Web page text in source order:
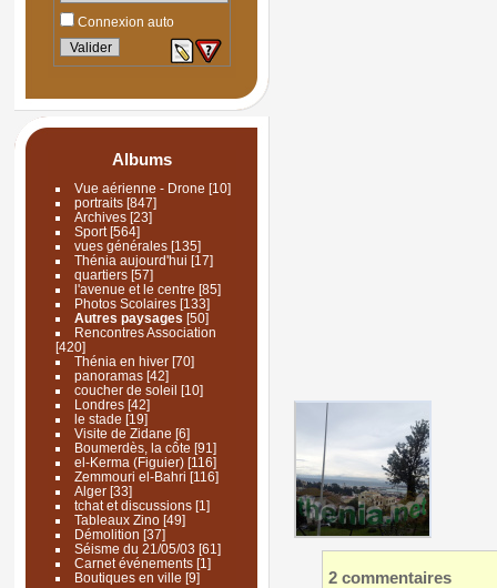
Connexion auto
Albums
Vue aérienne - Drone [10]
portraits[847]
Archives [23]
Sport[564]
vues générales[135]
Thénia aujourd'hui [17]
quartiers[57]
l'avenue et le centre [85]
Photos Scolaires[133]
Autres paysages [50]
Rencontres Association
[420]
Thénia en hiver[70]
panoramas[42]
coucher de soleil [10]
Londres[42]
le stade [19]
Visite de Zidane [6]
Boumerdès, la côte [91]
el-Kerma (Figuier)[116]
Zemmouri el-Bahri [116]
Alger[33]
tchat et discussions[1]
Tableaux Zino[49]
Démolition [37]
Séisme du 21/05/03 [61]
Carnet événements[1]
Boutiques en ville [9] 2 commentaires